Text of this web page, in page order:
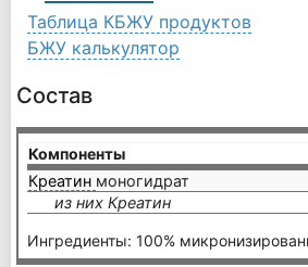
Таблица КБЖУ продуктов
БЖУ калькулятор
Состав
Компоненты
Креатин моногидрат
из них Креатин
Ингредиенты: 100%